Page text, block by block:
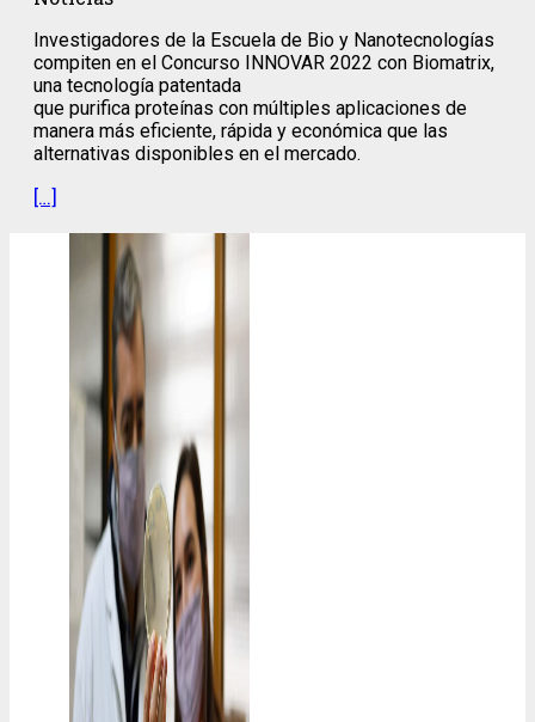
Investigadores de la Escuela de Bio y Nanotecnologías
compiten en el Concurso INNOVAR 2022 con Biomatrix,
una tecnología patentada
que purifica proteínas con múltiples aplicaciones de
manera más eficiente, rápida y económica que las
alternativas disponibles en el mercado.
[…]